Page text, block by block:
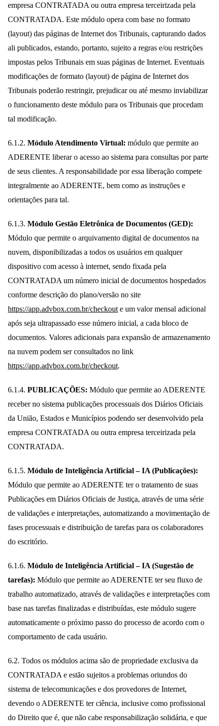
empresa CONTRATADA ou outra empresa terceirizada pela
CONTRATADA. Este módulo opera com base no formato
(layout) das páginas de Internet dos Tribunais, capturando dados
ali publicados, estando, portanto, sujeito a regras e/ou restrições
impostas pelos Tribunais em suas páginas de Internet. Eventuais
modificações de formato (layout) de página de Internet dos
Tribunais poderão restringir, prejudicar ou até mesmo inviabilizar
o funcionamento deste módulo para os Tribunais que procedam
tal modificação.
6.1.2. Módulo Atendimento Virtual: módulo que permite ao
ADERENTE liberar o acesso ao sistema para consultas por parte
de seus clientes. A responsabilidade por essa liberação compete
integralmente ao ADERENTE, bem como as instruções e
orientações para tal.
6.1.3. Módulo Gestão Eletrônica de Documentos (GED):
Módulo que permite o arquivamento digital de documentos na
nuvem, disponibilizadas a todos os usuários em qualquer
dispositivo com acesso à internet, sendo fixada pela
CONTRATADA um número inicial de documentos hospedados
conforme descrição do plano/versão no site
https://app.advbox.com.br/checkout e um valor mensal adicional
após seja ultrapassado esse número inicial, a cada bloco de
documentos. Valores adicionais para expansão de armazenamento
na nuvem podem ser consultados no link
https://app.advbox.com.br/checkout.
6.1.4. PUBLICAÇÕES: Módulo que permite ao ADERENTE
receber no sistema publicações processuais dos Diários Oficiais
da União, Estados e Municípios podendo ser desenvolvido pela
empresa CONTRATADA ou outra empresa terceirizada pela
CONTRATADA.
6.1.5. Módulo de Inteligência Artificial – IA (Publicações):
Módulo que permite ao ADERENTE ter o tratamento de suas
Publicações em Diários Oficiais de Justiça, através de uma série
de validações e interpretações, automatizando a movimentação de
fases processuais e distribuição de tarefas para os colaboradores
do escritório.
6.1.6. Módulo de Inteligência Artificial – IA (Sugestão de
tarefas): Módulo que permite ao ADERENTE ter seu fluxo de
trabalho automatizado, através de validações e interpretações com
base nas tarefas finalizadas e distribuídas, este módulo sugere
automaticamente o próximo passo do processo de acordo com o
comportamento de cada usuário.
6.2. Todos os módulos acima são de propriedade exclusiva da
CONTRATADA e estão sujeitos a problemas oriundos do
sistema de telecomunicações e dos provedores de Internet,
devendo o ADERENTE ter ciência, inclusive como profissional
do Direito que é, que não cabe responsabilização solidária, e que